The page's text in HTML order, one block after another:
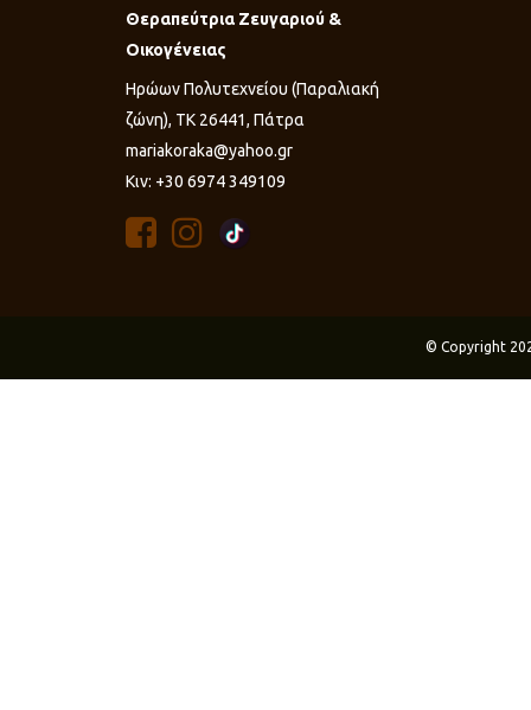
Θεραπεύτρια Ζευγαριού &
Οικογένειας
Ηρώων Πολυτεχνείου (Παραλιακή
ζώνη), ΤΚ 26441, Πάτρα
mariakoraka@yahoo.gr
Κιν: +30 6974 349109
© Copyright